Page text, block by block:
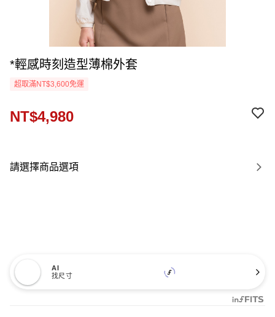
*輕感時刻造型薄棉外套
超取滿NT$3,600免運
NT$4,980
請選擇商品選項
AI
找尺寸